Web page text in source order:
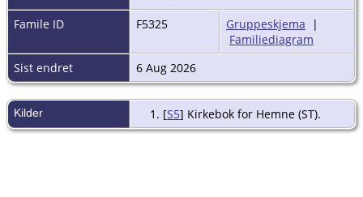
Famile ID
F5325 Gruppeskjema |
Familiediagram
Sist endret
6 Aug 2026
Kilder [S5] Kirkebok for Hemne (ST).